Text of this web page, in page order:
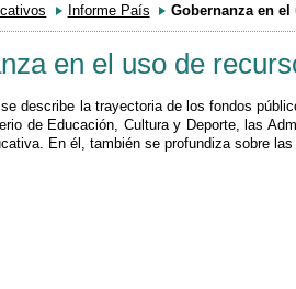
Informe País Gobernanza en
en el uso de
describe la trayectoria de los fondos
de Educación, Cultura y Deporte, las
En él, también se profundiza sobre